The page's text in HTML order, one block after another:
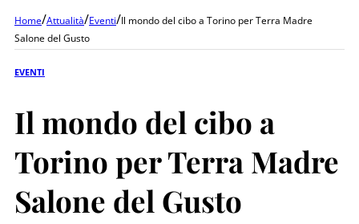
Home/Attualità/Eventi/Il mondo del cibo a Torino per Terra Madre
Salone del Gusto
EVENTI
Il mondo del cibo a
Torino per Terra Madre
Salone del Gusto